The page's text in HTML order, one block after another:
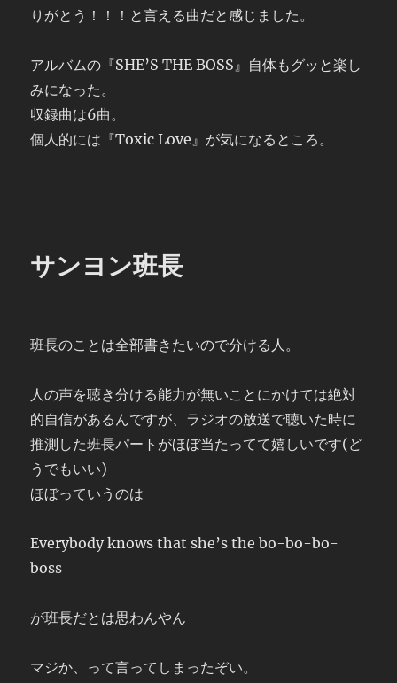
りがとう！！！と言える曲だと感じました。
アルバムの『SHE’S THE BOSS』自体もグッと楽し
みになった。
収録曲は6曲。
個人的には『Toxic Love』が気になるところ。
サンヨン班長
班長のことは全部書きたいので分ける人。
人の声を聴き分ける能力が無いことにかけては絶対
的自信があるんですが、ラジオの放送で聴いた時に
推測した班長パートがほぼ当たってて嬉しいです(ど
うでもいい)
ほぼっていうのは
Everybody knows that she’s the bo-bo-bo-
boss
が班長だとは思わんやん
マジか、って言ってしまったぞい。